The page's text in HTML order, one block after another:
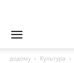
додому Культура